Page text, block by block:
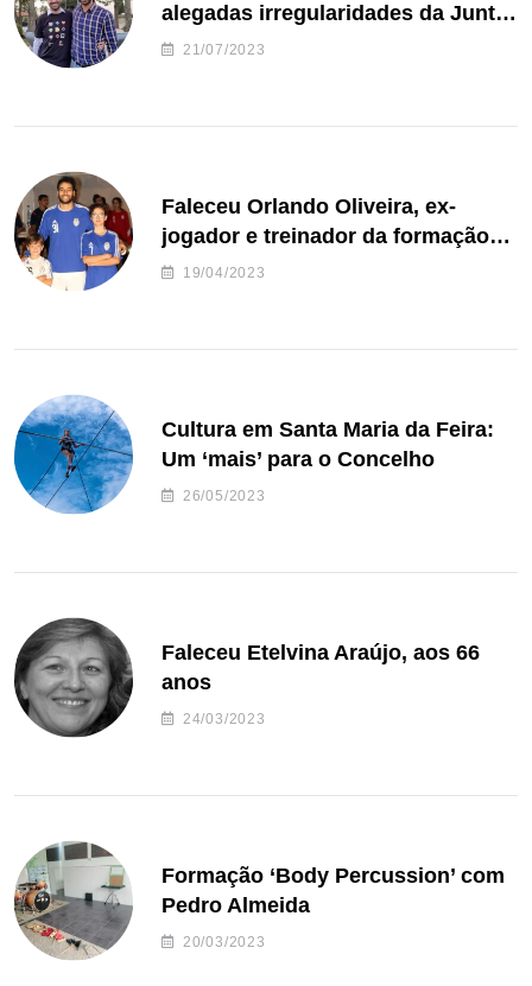
alegadas irregularidades da Junta
de Freguesia S. João de Ver
21/07/2023
Faleceu Orlando Oliveira, ex-
jogador e treinador da formação
de andebol do Feirense
19/04/2023
Cultura em Santa Maria da Feira:
Um ‘mais’ para o Concelho
26/05/2023
Faleceu Etelvina Araújo, aos 66
anos
24/03/2023
Formação ‘Body Percussion’ com
Pedro Almeida
20/03/2023